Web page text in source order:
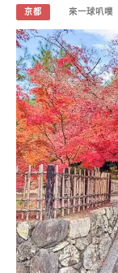
京都 來一球叭噗